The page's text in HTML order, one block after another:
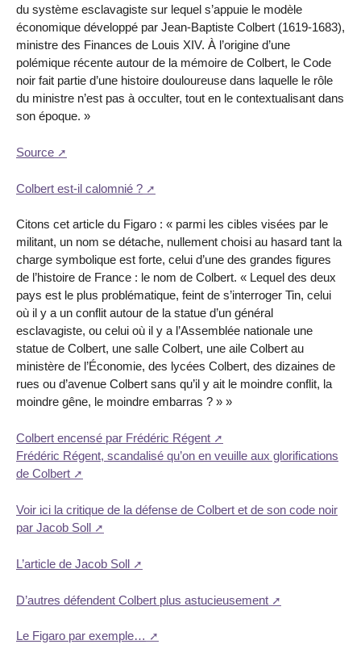
du système esclavagiste sur lequel s’appuie le modèle
économique développé par Jean-Baptiste Colbert (1619-1683),
ministre des Finances de Louis XIV. À l’origine d’une
polémique récente autour de la mémoire de Colbert, le Code
noir fait partie d’une histoire douloureuse dans laquelle le rôle
du ministre n’est pas à occulter, tout en le contextualisant dans
son époque. »
Source
Colbert est-il calomnié ?
Citons cet article du Figaro : « parmi les cibles visées par le
militant, un nom se détache, nullement choisi au hasard tant la
charge symbolique est forte, celui d’une des grandes figures
de l’histoire de France : le nom de Colbert. « Lequel des deux
pays est le plus problématique, feint de s’interroger Tin, celui
où il y a un conflit autour de la statue d’un général
esclavagiste, ou celui où il y a l’Assemblée nationale une
statue de Colbert, une salle Colbert, une aile Colbert au
ministère de l’Économie, des lycées Colbert, des dizaines de
rues ou d’avenue Colbert sans qu’il y ait le moindre conflit, la
moindre gêne, le moindre embarras ? » »
Colbert encensé par Frédéric Régent
Frédéric Régent, scandalisé qu’on en veuille aux glorifications
de Colbert
Voir ici la critique de la défense de Colbert et de son code noir
par Jacob Soll
L’article de Jacob Soll
D’autres défendent Colbert plus astucieusement
Le Figaro par exemple…